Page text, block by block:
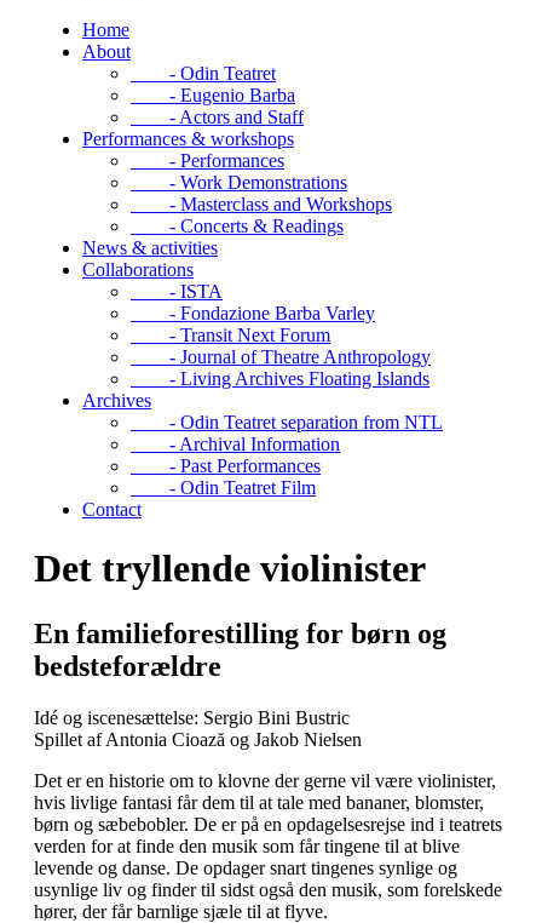
Home
About
- Odin Teatret
- Eugenio Barba
- Actors and Staff
Performances & workshops
- Performances
- Work Demonstrations
- Masterclass and Workshops
- Concerts & Readings
News & activities
Collaborations
- ISTA
- Fondazione Barba Varley
- Transit Next Forum
- Journal of Theatre Anthropology
- Living Archives Floating Islands
Archives
- Odin Teatret separation from NTL
- Archival Information
- Past Performances
- Odin Teatret Film
Contact
Det tryllende violinister
En familieforestilling for børn og
bedsteforældre
Idé og iscenesættelse: Sergio Bini Bustric
Spillet af Antonia Cioază og Jakob Nielsen
Det er en historie om to klovne der gerne vil være violinister,
hvis livlige fantasi får dem til at tale med bananer, blomster,
børn og sæbebobler. De er på en opdagelsesrejse ind i teatrets
verden for at finde den musik som får tingene til at blive
levende og danse. De opdager snart tingenes synlige og
usynlige liv og finder til sidst også den musik, som forelskede
hører, der får barnlige sjæle til at flyve.